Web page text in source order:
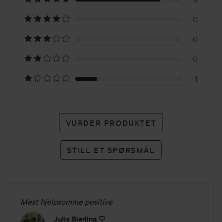
på
5
karakterer
0
0
0
1
VURDER PRODUKTET
STILL ET SPØRSMÅL
Mest hjelpsomme positive
Julia Bjørling 🤍